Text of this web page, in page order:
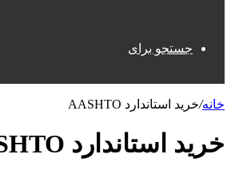
جستجو برای
خانه/خرید استاندارد AASHTO
خرید استاندارد AASHTO